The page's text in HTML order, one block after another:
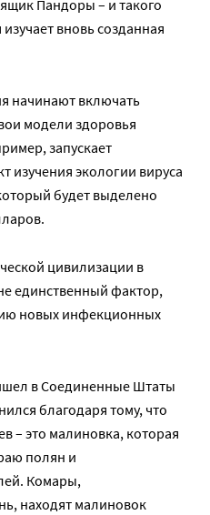
Пандоры – и такого
вновь созданная
начинают включать
модели здоровья
запускает
экологии вируса
будет выделено
цивилизации в
единственный фактор,
новых инфекционных
в Соединенные Штаты
благодаря тому, что
– это малиновка, которая
полян и
Комары,
находят малиновок